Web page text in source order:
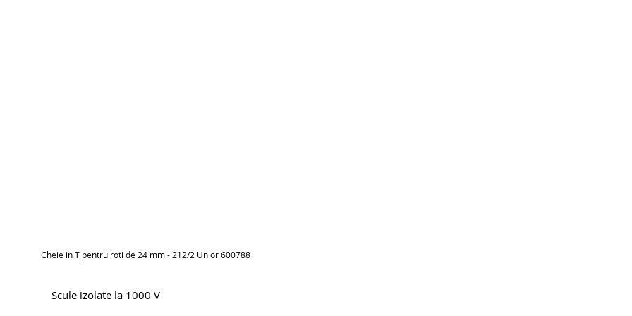
Cheie in T pentru roti de 24 mm - 212/2 Unior 600788
Scule izolate la 1000 V